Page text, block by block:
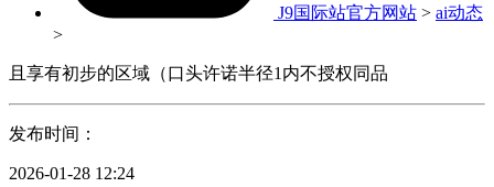
J9国际站官方网站 > ai动态
>
且享有初步的区域（口头许诺半径1内不授权同品
发布时间：
2026-01-28 12:24